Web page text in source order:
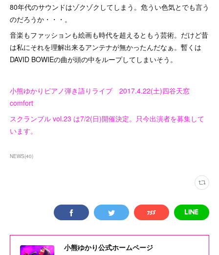
80年代のサウンドはゾクゾクしてしまう。危うい色気とでも言う
のだろうか・・・。
音楽もファッションも絵画も時代を超えるともう芸術。だけど昔
は私にそれを理解出来るアンテナが無かったんだなぁ。暫くは
DAVID BOWIEの曲が頭の中をループしてしまいそう。
小熊ゆかりピアノ弾き語りライブ 2017.4.22(土)四谷天窓
comfort
スクランブル vol.23 は7/2(日)開催決定。只今出演者を募集して
います。
NEWS(40)
小熊ゆかり公式ホームページ